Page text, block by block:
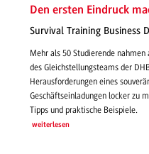
Den ersten Eindruck
Survival Training Business
Mehr als 50 Studierende
des Gleichstellungsteams der
Herausforderungen eines
Geschäftseinladungen locker zu
Tipps und praktische Beispiele.
weiterlesen